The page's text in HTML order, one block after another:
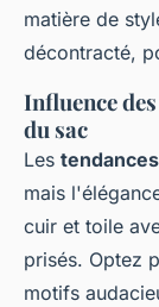
matière de
décontracté,
Influence
du sac
Les
mais
cuir et toile
prisés. Optez
motifs